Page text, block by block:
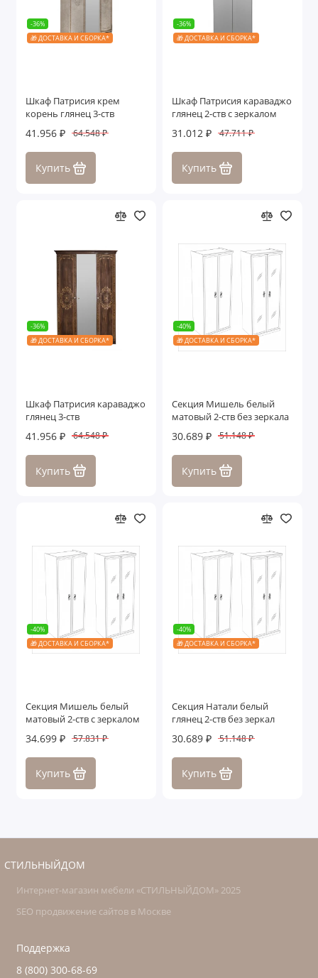
-36%
🎁 ДОСТАВКА И СБОРКА*
Шкаф Патрисия крем
корень глянец 3-ств
41.956 ₽ 64.548 ₽
Купить
-36%
🎁 ДОСТАВКА И СБОРКА*
Шкаф Патрисия караваджо
глянец 2-ств с зеркалом
31.012 ₽ 47.711 ₽
Купить
-36%
🎁 ДОСТАВКА И СБОРКА*
Шкаф Патрисия караваджо
глянец 3-ств
41.956 ₽ 64.548 ₽
Купить
-40%
🎁 ДОСТАВКА И СБОРКА*
Секция Мишель белый
матовый 2-ств без зеркала
30.689 ₽ 51.148 ₽
Купить
-40%
🎁 ДОСТАВКА И СБОРКА*
Секция Мишель белый
матовый 2-ств с зеркалом
34.699 ₽ 57.831 ₽
Купить
-40%
🎁 ДОСТАВКА И СБОРКА*
Секция Натали белый
глянец 2-ств без зеркал
30.689 ₽ 51.148 ₽
Купить
СТИЛЬНЫЙДОМ
Интернет-магазин мебели «СТИЛЬНЫЙДОМ» 2025
SEO продвижение сайтов в Москве
Поддержка
8 (800) 300-68-69